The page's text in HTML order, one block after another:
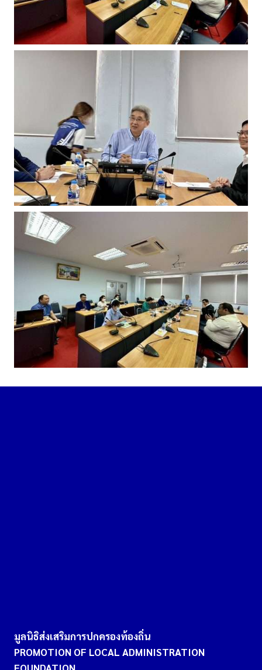
มูลนิธิส่งเสริมการปกครองท้องถิ่น
PROMOTION OF LOCAL ADMINISTRATION